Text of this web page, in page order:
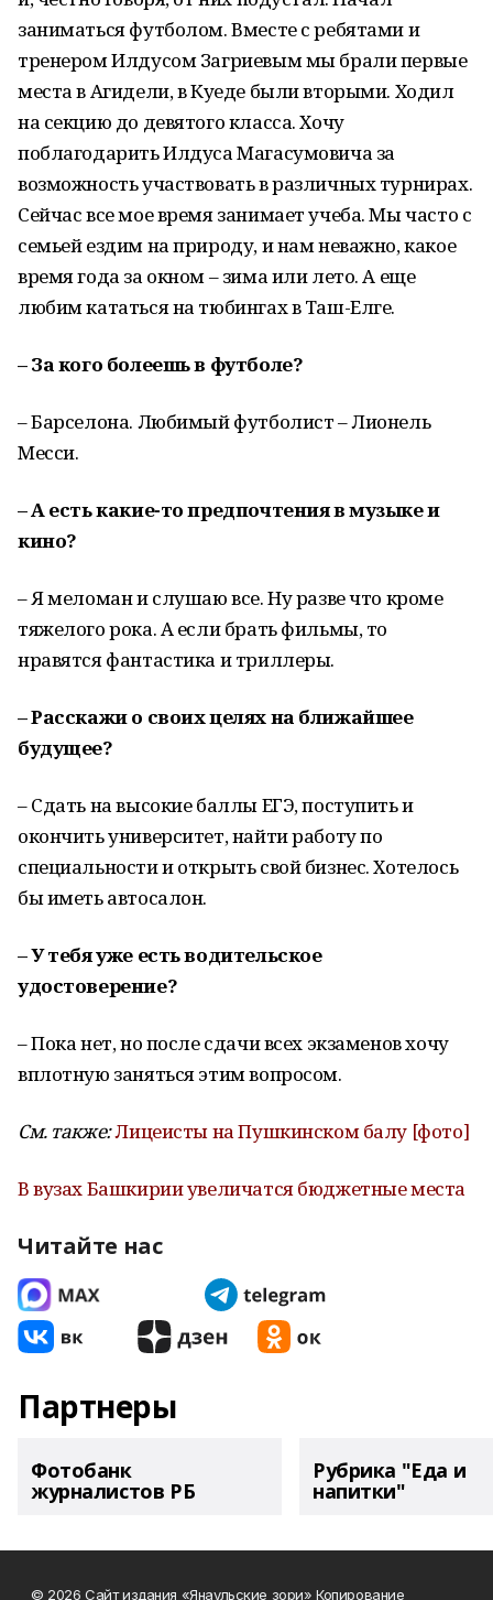
заниматься футболом. Вместе с ребятами и
тренером Илдусом Загриевым мы брали первые
места в Агидели, в Куеде были вторыми. Ходил
на секцию до девятого класса. Хочу
поблагодарить Илдуса Магасумовича за
возможность участвовать в различных турнирах.
Сейчас все мое время занимает учеба. Мы часто с
семьей ездим на природу, и нам неважно, какое
время года за окном – зима или лето. А еще
любим кататься на тюбингах в Таш-Елге.
– За кого болеешь в футболе?
– Барселона. Любимый футболист – Лионель
Месси.
– А есть какие-то предпочтения в музыке и
кино?
– Я меломан и слушаю все. Ну разве что кроме
тяжелого рока. А если брать фильмы, то
нравятся фантастика и триллеры.
– Расскажи о своих целях на ближайшее
будущее?
– Сдать на высокие баллы ЕГЭ, поступить и
окончить университет, найти работу по
специальности и открыть свой бизнес. Хотелось
бы иметь автосалон.
– У тебя уже есть водительское
удостоверение?
– Пока нет, но после сдачи всех экзаменов хочу
вплотную заняться этим вопросом.
См. также:Лицеисты на Пушкинском балу [фото]
В вузах Башкирии увеличатся бюджетные места
Читайте нас
Партнеры
Фотобанк
журналистов РБ
Рубрика "Еда и
напитки"
© 2026 Сайт издания «Янаульские зори» Копирование